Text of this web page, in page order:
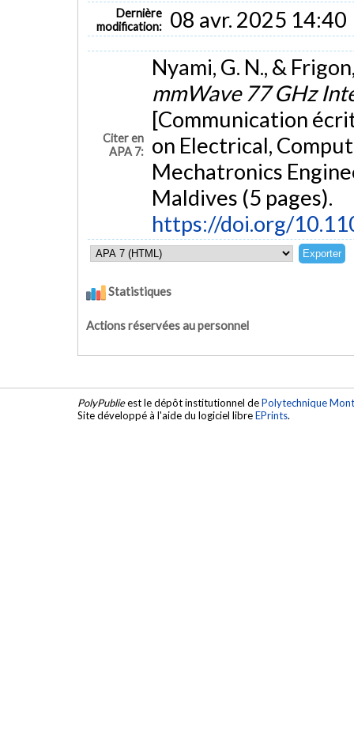
Dernière
modification:
08 avr. 2025 14:40
Citer en
APA 7:
Nyami, G. N., &
mmWave 77 GHz
[Communication
on Electrical,
Mechatronics
Maldives (5 pages).
https://doi.org/
Statistiques
Actions réservées au personnel
PolyPublieest le dépôt institutionnel dePolytechnique
Site développé à l'aide du logiciel libreEPrints.